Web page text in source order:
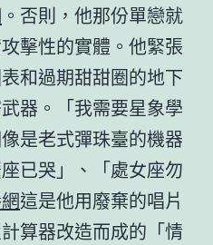
。否則，他那份單戀就
擊性的實體。他緊張
和過期甜甜圈的地下
器。「我需要星象學
是老式彈珠臺的機器
已哭」、「處女座勿
這是他用廢棄的唱片
算器改造而成的「情